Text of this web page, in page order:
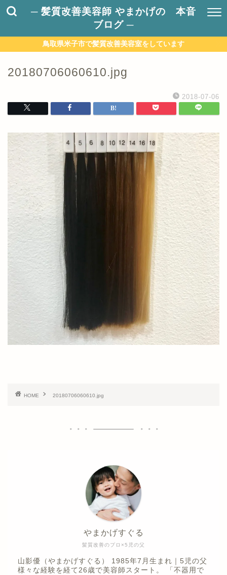
─ 髪質改善美容師 やまかげの 本音
ブログ ─
鳥取県米子市で髪質改善美容室をしています
20180706060610.jpg
2018-07-06
HOME 20180706060610.jpg
髪質改善のプロ×5児の父
やまかげすぐる
山影優（やまかげすぐる） 1985年7月生まれ｜5児の父
様々な経験を経て26歳で美容師スタート。 「不器用で